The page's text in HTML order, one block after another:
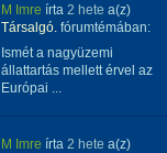
M Imre írta 2 hete a(z)
Társalgó. fórumtémában:
Ismét a nagyüzemi
állattartás mellett érvel az
Európai ...
M Imre írta 2 hete a(z)